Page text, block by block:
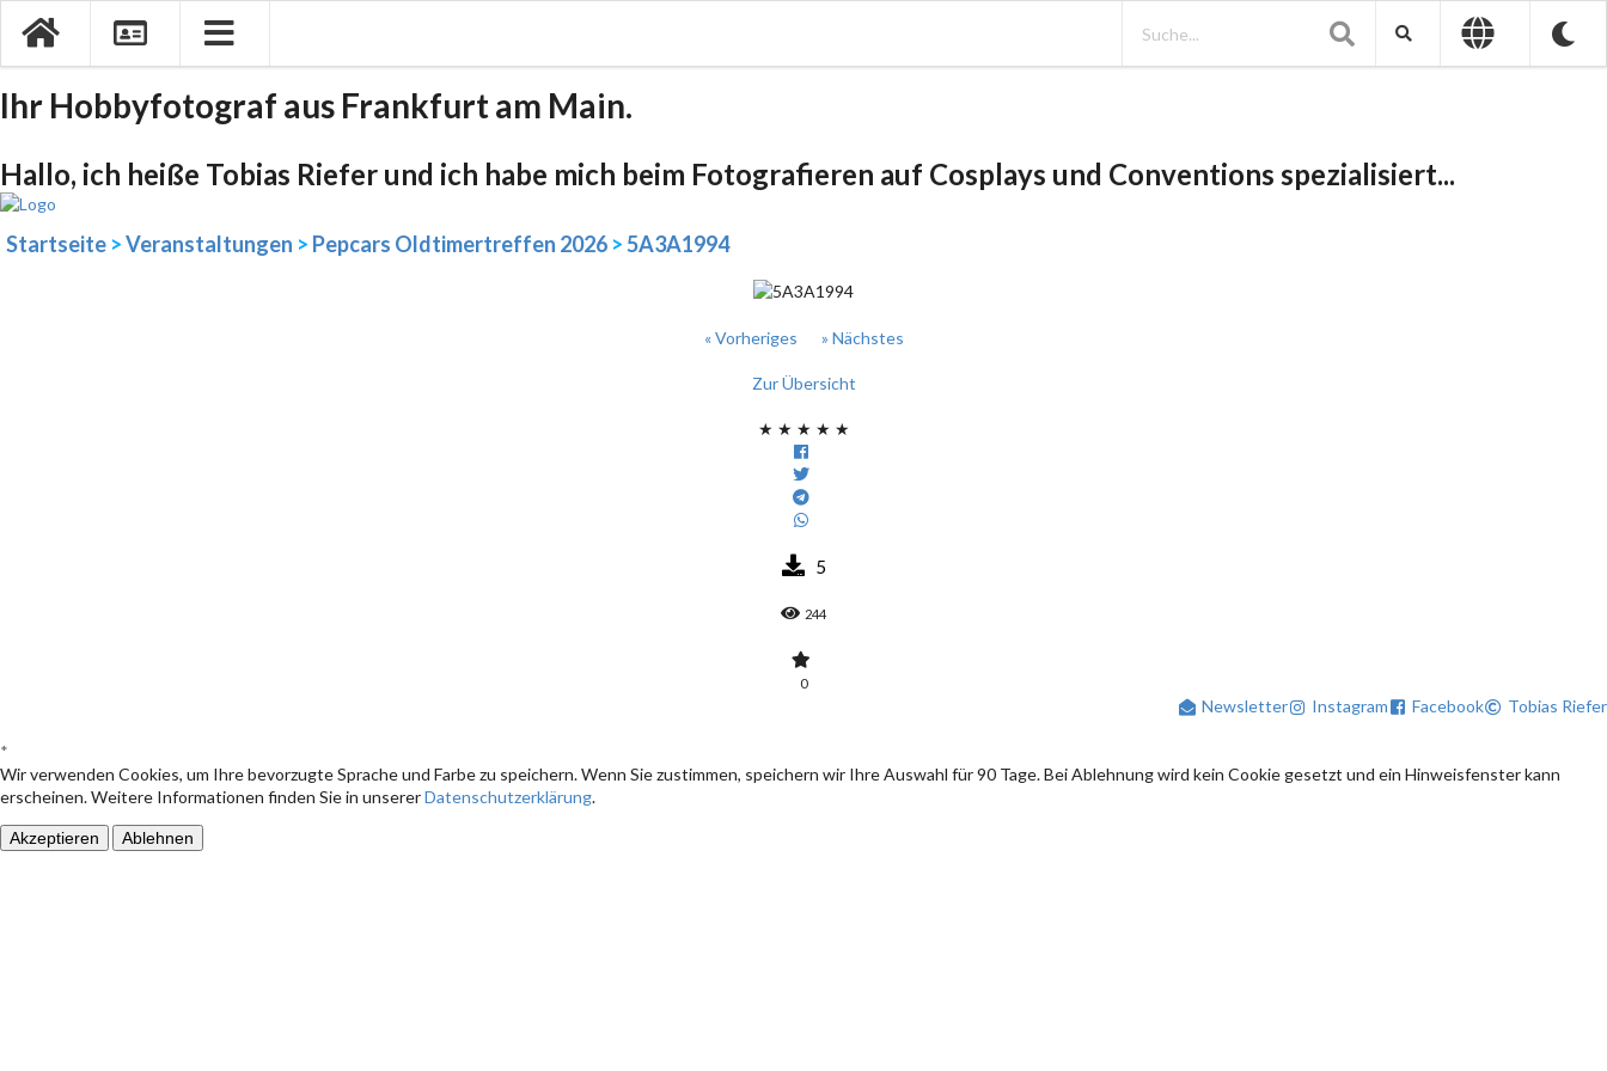
Ihr Hobbyfotograf aus Frankfurt am Main.
Hallo, ich heiße Tobias Riefer und ich habe mich beim Fotografieren auf Cosplays und Conventions spezialisiert...
Startseite >Veranstaltungen > Pepcars Oldtimertreffen 2026 >5A3A1994
« Vorheriges » Nächstes
Zur Übersicht
★ ★ ★ ★ ★
5
244
0
Newsletter Instagram Facebook Tobias Riefer
*
Wir verwenden Cookies, um Ihre bevorzugte Sprache und Farbe zu speichern. Wenn Sie zustimmen, speichern wir Ihre Auswahl für 90 Tage. Bei Ablehnung wird kein Cookie gesetzt und ein Hinweisfenster kann
erscheinen. Weitere Informationen finden Sie in unsererDatenschutzerklärung.
Akzeptieren Ablehnen